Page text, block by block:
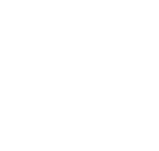
Ja, ja, ja .. es